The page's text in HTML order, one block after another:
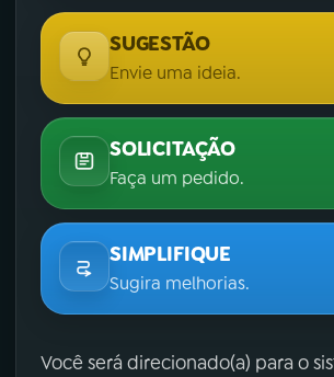
SUGESTÃO
Envie uma ideia.
SOLICITAÇÃO
Faça um pedido.
SIMPLIFIQUE
Sugira melhorias.
Você será direcionado(a) para o